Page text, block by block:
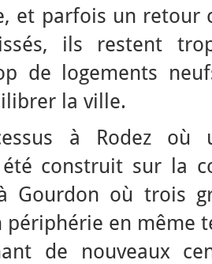
et parfois un retour
ils restent
de logements
la ville.
à Rodez où
construit sur la
Gourdon où trois
périphérie en même
de nouveaux